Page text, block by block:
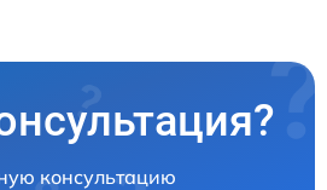
консультацию